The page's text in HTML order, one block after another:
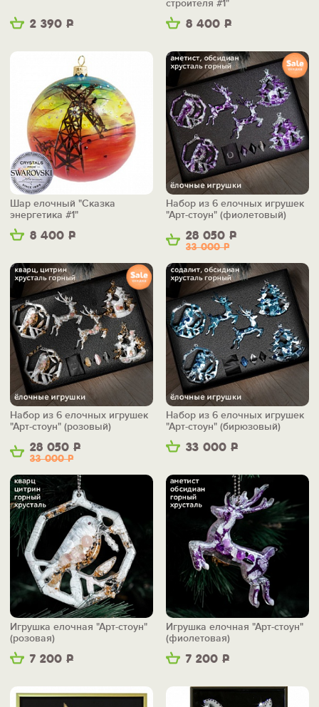
2 390 Р 8 400 Р
строителя #1"
8 400 Р
Шар елочный "Сказка
энергетика #1"
28 050 Р
33 000Р
Набор из 6 елочных игрушек
"Арт-стоун" (фиолетовый)
28 050 Р
33 000Р
Набор из 6 елочных игрушек
"Арт-стоун" (розовый)
33 000 Р
Набор из 6 елочных игрушек
"Арт-стоун" (бирюзовый)
7 200 Р
Игрушка елочная "Арт-стоун"
(розовая)
7 200 Р
Игрушка елочная "Арт-стоун"
(фиолетовая)